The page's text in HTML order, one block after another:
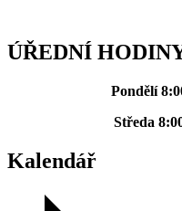
ÚŘEDNÍ
Pondělí
Středa
Kalendář